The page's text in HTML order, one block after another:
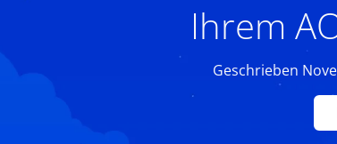
Ihrem
Geschrieben